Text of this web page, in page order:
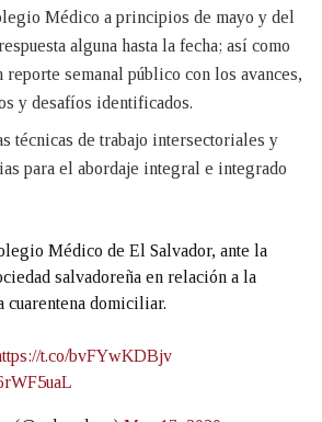
Médico a principios de mayo y del
alguna hasta la fecha; así como
reporte semanal público con los avances,
y desafíos identificados.
técnicas de trabajo intersectoriales y
para el abordaje integral e integrado
Médico de El Salvador, ante la
salvadoreña en relación a la
cuarentena domiciliar.
t.co/bvFYwKDBjv